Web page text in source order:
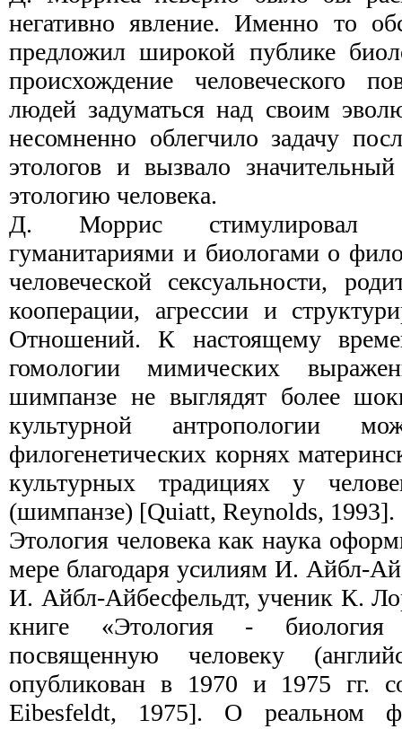
негатив­но явление. Именно то
предложил широкой пуб­лике
происхождение человеческого
людей задуматься над своим
несомненно облегчило задачу
этологов и вызвало
этологию человека.
Д. Моррис стимулировал
гуманитариями и биоло­гами о
человеческой сексуальности,
кооперации, агрессии и
Отношений. К настоящему
гомологии мимиче­ских
шимпанзе не выглядят более
культурной антропологии
филогенетических корнях
культурных традициях у
(шимпанзе) [Quiatt, Reynolds, 1993].
Этология человека как наука
мере благодаря усилиям И. Айбл-
И. Айбл-Айбесфельдт, ученик К.
книге «Этология - биология
посвященную человеку
опубликован в 1970 и 1975 гг.
Eibesfeldt, 1975]. О реальном